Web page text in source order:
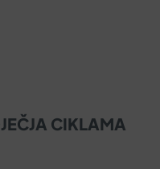
CIKLAMA